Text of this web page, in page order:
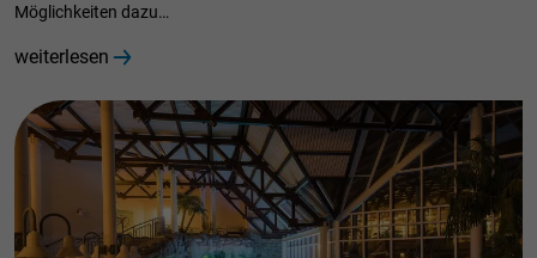
Möglichkeiten dazu…
weiterlesen